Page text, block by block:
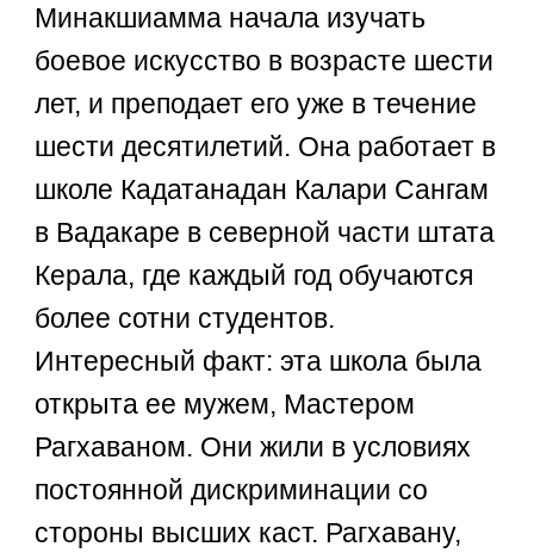
Минакшиамма начала изучать
боевое искусство в возрасте шести
лет, и преподает его уже в течение
шести десятилетий. Она работает в
школе Кадатанадан Калари Сангам
в Вадакаре в северной части штата
Керала, где каждый год обучаются
более сотни студентов.
Интересный факт: эта школа была
открыта ее мужем, Мастером
Рагхаваном. Они жили в условиях
постоянной дискриминации со
стороны высших каст. Рагхавану,